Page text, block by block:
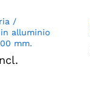
/
alluminio
mm.